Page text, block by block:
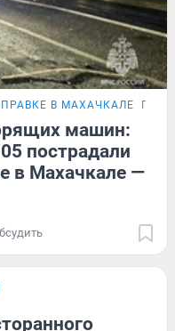
В МАХАЧКАЛЕ
машин:
пострадали
в Махачкале —